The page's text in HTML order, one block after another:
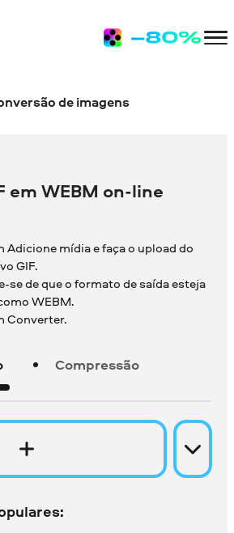
de imagens
em WEBM on-line
Adicione mídia e faça o upload do
GIF.
se de que o formato de saída esteja
WEBM.
Converter.
Compressão